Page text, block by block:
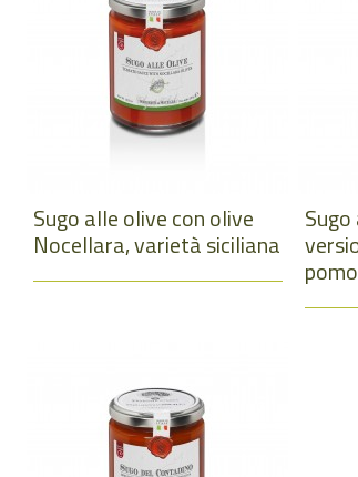
Sugo alle olive con olive
Nocellara, varietà siciliana